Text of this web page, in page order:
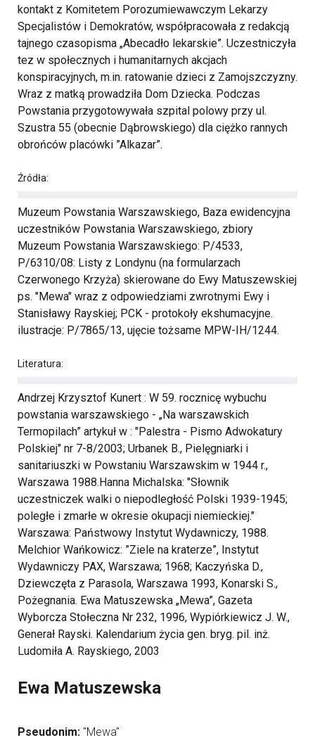
kontakt z Komitetem Porozumiewawczym Lekarzy
Specjalistów i Demokratów, współpracowała z redakcją
tajnego czasopisma „Abecadło lekarskie”. Uczestniczyła
tez w społecznych i humanitarnych akcjach
konspiracyjnych, m.in. ratowanie dzieci z Zamojszczyzny.
Wraz z matką prowadziła Dom Dziecka. Podczas
Powstania przygotowywała szpital polowy przy ul.
Szustra 55 (obecnie Dąbrowskiego) dla ciężko rannych
obrońców placówki ”Alkazar”.
Źródła:
Muzeum Powstania Warszawskiego, Baza ewidencyjna
uczestników Powstania Warszawskiego, zbiory
Muzeum Powstania Warszawskiego: P/4533,
P/6310/08: Listy z Londynu (na formularzach
Czerwonego Krzyża) skierowane do Ewy Matuszewskiej
ps. "Mewa" wraz z odpowiedziami zwrotnymi Ewy i
Stanisławy Rayskiej; PCK - protokoły ekshumacyjne.
ilustracje: P/7865/13, ujęcie tożsame MPW-IH/1244.
Literatura:
Andrzej Krzysztof Kunert : W 59. rocznicę wybuchu
powstania warszawskiego - „Na warszawskich
Termopilach” artykuł w : "Palestra - Pismo Adwokatury
Polskiej" nr 7-8/2003; Urbanek B., Pielęgniarki i
sanitariuszki w Powstaniu Warszawskim w 1944 r.,
Warszawa 1988.Hanna Michalska: "Słownik
uczestniczek walki o niepodległość Polski 1939-1945;
poległe i zmarłe w okresie okupacji niemieckiej."
Warszawa: Państwowy Instytut Wydawniczy, 1988.
Melchior Wańkowicz: ”Ziele na kraterze”, Instytut
Wydawniczy PAX, Warszawa; 1968; Kaczyńska D.,
Dziewczęta z Parasola, Warszawa 1993, Konarski S.,
Pożegnania. Ewa Matuszewska „Mewa”, Gazeta
Wyborcza Stołeczna Nr 232, 1996, Wypiórkiewicz J. W.,
Generał Rayski. Kalendarium życia gen. bryg. pil. inż.
Ludomiła A. Rayskiego, 2003
Ewa Matuszewska
Pseudonim: "Mewa"